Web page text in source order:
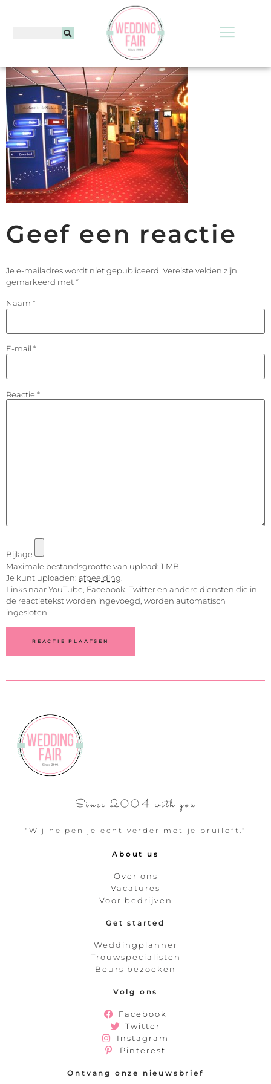
Geef een reactie
Je e-mailadres wordt niet gepubliceerd. Vereiste velden zijn
gemarkeerd met*
Naam *
E-mail *
Reactie *
Bijlage
Maximale bestandsgrootte van upload: 1 MB.
Je kunt uploaden: afbeelding
Links naar YouTube, Facebook, Twitter en andere diensten die in
de reactietekst worden ingevoegd, worden automatisch
ingesloten.
Since 2004 with you
"Wij helpen je echt verder met je bruiloft."
About us
Over ons
Vacatures
Voor bedrijven
Get started
Weddingplanner
Trouwspecialisten
Beurs bezoeken
Volg ons
Facebook
Twitter
Instagram
Pinterest
Ontvang onze nieuwsbrief